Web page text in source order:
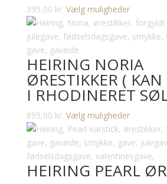
395,00 kr. Vælg mulighederDette
vare
har
varianter.
kan
vælges
på
varesiden
HEIRING NORIA
ØRESTIKKER ( KAN
I RHODINERET
895,00 kr. Vælg mulighederDette
vare
har
flere
varianter.
HEIRING PEARL